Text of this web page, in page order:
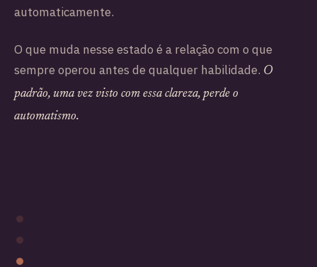
automaticamente.
O que muda nesse estado é a relação com o que
sempre operou antes de qualquer habilidade. O
padrão, uma vez visto com essa clareza, perde o
automatismo.